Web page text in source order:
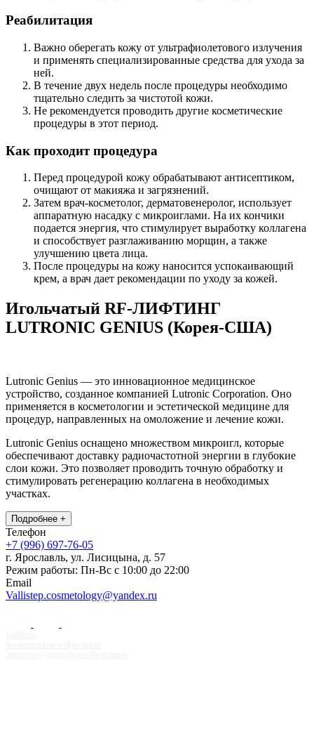
Реабилитация
Важно оберегать кожу от ультрафиолетового излучения
и применять специализированные средства для ухода за
ней.
В течение двух недель после процедуры необходимо
тщательно следить за чистотой кожи.
Не рекомендуется проводить другие косметические
процедуры в этот период.
Как проходит процедура
Перед процедурой кожу обрабатывают антисептиком,
очищают от макияжа и загрязнений.
Затем врач-косметолог, дерматовенеролог, использует
аппаратную насадку с микроиглами. На их кончики
подается энергия, что стимулирует выработку коллагена
и способствует разглаживанию морщин, а также
улучшению цвета лица.
После процедуры на кожу наносится успокаивающий
крем, а врач дает рекомендации по уходу за кожей.
Игольчатый RF-ЛИФТИНГ
LUTRONIC GENIUS (Корея-США)
Lutronic Genius — это инновационное медицинское
устройство, созданное компанией Lutronic Corporation. Оно
применяется в косметологии и эстетической медицине для
процедур, направленных на омоложение и лечение кожи.
Lutronic Genius оснащено множеством микроигл, которые
обеспечивают доставку радиочастотной энергии в глубокие
слои кожи. Это позволяет проводить точную обработку и
стимулировать регенерацию коллагена в необходимых
участках.
Подробнее +
Телефон
+7 (996) 697-76-05
г. Ярославль, ул. Лисицына, д. 57
Режим работы: Пн-Вс с 10:00 до 22:00
Email
Vallistep.cosmetology@yandex.ru